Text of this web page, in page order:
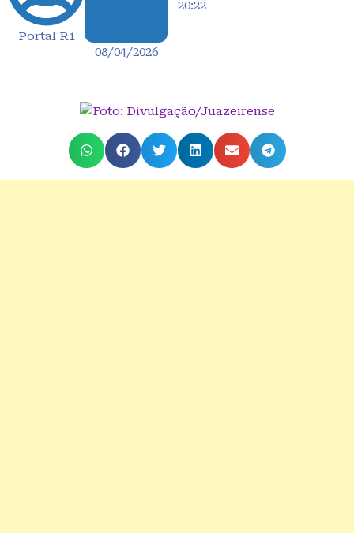
Portal R1
08/04/2026
20:22